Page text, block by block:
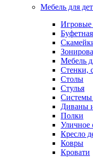
Мебель для
Игровые
Мебель
Стенки,
Столы
Стулья
Системы
Диваны
Полки
Уличное
Кресло
Ковры
Кровати